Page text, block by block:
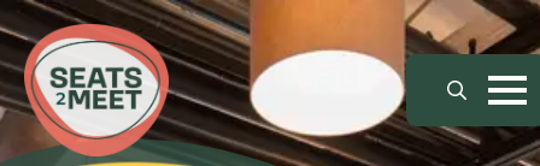
Search
for: